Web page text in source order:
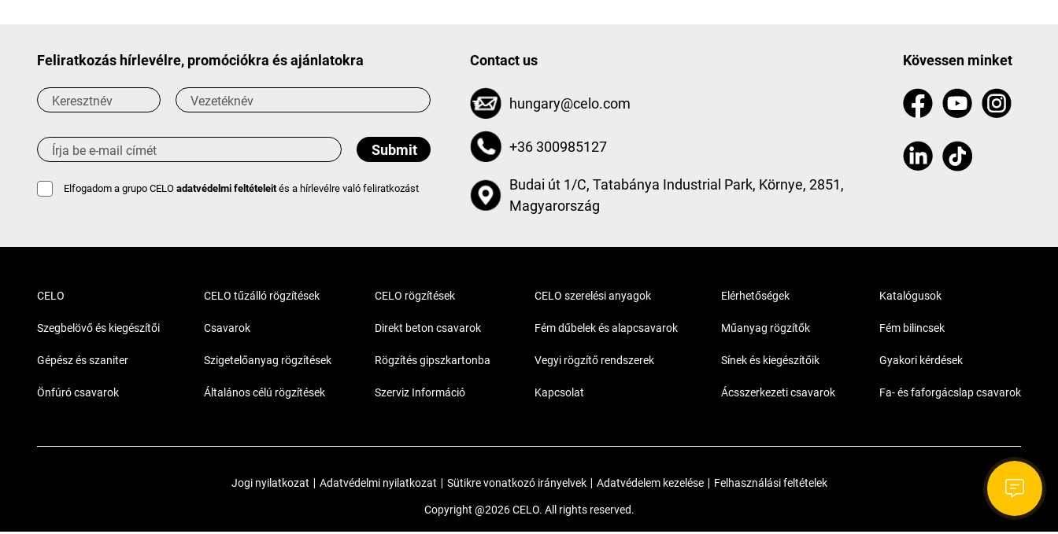
Feliratkozás hírlevélre, promóciókra és ajánlatokra
Elfogadom a grupo CELO adatvédelmi feltételeités a hírlevélre való feliratkozást
Contact us
hungary@celo.com
+36 300985127
Budai út 1/C, Tatabánya Industrial Park, Környe, 2851,
Magyarország
Kövessen minket
CELO
Szegbelövő és kiegészítői
Gépész és szaniter
Önfúró csavarok
CELO tűzálló rögzítések
Csavarok
Szigetelőanyag rögzítések
Általános célú rögzítések
CELO rögzítések
Direkt beton csavarok
Rögzítés gipszkartonba
Szerviz Információ
CELO szerelési anyagok
Fém dűbelek és alapcsavarok
Vegyi rögzítő rendszerek
Kapcsolat
Elérhetőségek
Műanyag rögzítők
Sínek és kiegészítőik
Ácsszerkezeti csavarok
Katalógusok
Fém bilincsek
Gyakori kérdések
Fa- és faforgácslap csavarok
Jogi nyilatkozat Adatvédelmi nyilatkozat Sütikre vonatkozó irányelvek Adatvédelem kezelése Felhasználási feltételek
Copyright @2026 CELO. All rights reserved.